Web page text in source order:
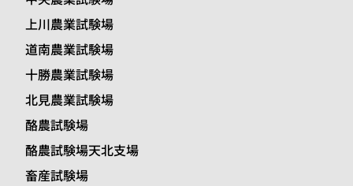
上川農業試験場
道南農業試験場
十勝農業試験場
北見農業試験場
酪農試験場
酪農試験場天北支場
畜産試験場